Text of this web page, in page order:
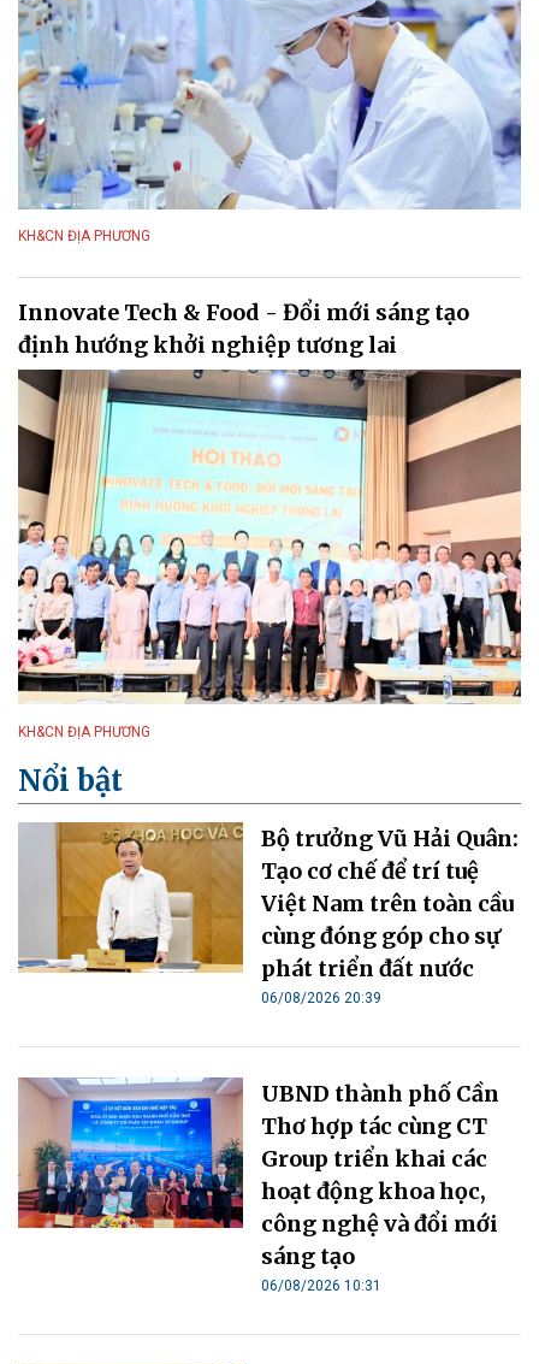
KH&CN ĐỊA PHƯƠNG
Innovate Tech & Food - Đổi mới sáng tạo
định hướng khởi nghiệp tương lai
KH&CN ĐỊA PHƯƠNG
Nổi bật
Bộ trưởng Vũ Hải Quân:
Tạo cơ chế để trí tuệ
Việt Nam trên toàn cầu
cùng đóng góp cho sự
phát triển đất nước
06/08/2026 20:39
UBND thành phố Cần
Thơ hợp tác cùng CT
Group triển khai các
hoạt động khoa học,
công nghệ và đổi mới
sáng tạo
06/08/2026 10:31